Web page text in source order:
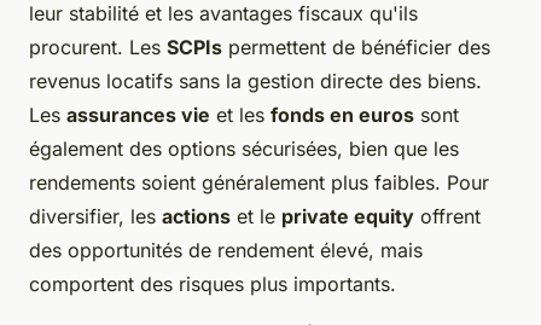
leur stabilité et les avantages fiscaux qu'ils
procurent. Les SCPIs permettent de bénéficier des
revenus locatifs sans la gestion directe des biens.
Les assurances vie et les fonds en euros sont
également des options sécurisées, bien que les
rendements soient généralement plus faibles. Pour
diversifier, les actions et le private equity offrent
des opportunités de rendement élevé, mais
comportent des risques plus importants.